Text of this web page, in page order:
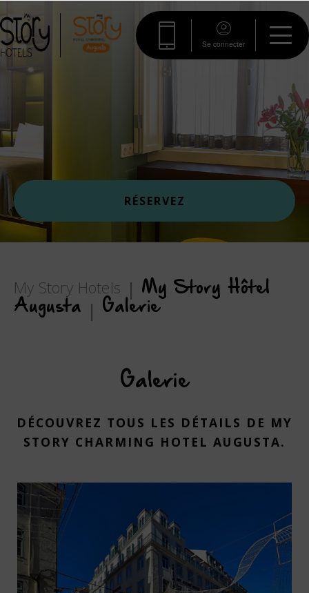
Se connecter
RÉSERVEZ
My Story Hotels
My Story Hôtel
Augusta
Galerie
Galerie
DÉCOUVREZ TOUS LES DÉTAILS DE MY
STORY CHARMING HOTEL AUGUSTA.